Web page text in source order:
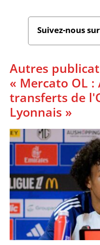
Suivez-nous
Autres
« Mercato OL
transferts de
Lyonnais »